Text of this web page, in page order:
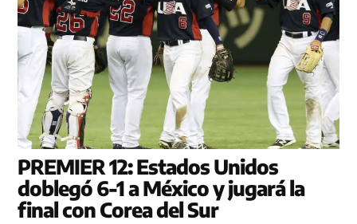
PREMIER 12: Estados Unidos
doblegó 6-1 a México y jugará la
final con Corea del Sur